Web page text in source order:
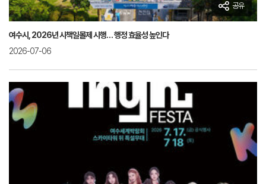
공유
여수시, 2026년 시책일몰제 시행… 행정 효율성 높인다
2026-07-06